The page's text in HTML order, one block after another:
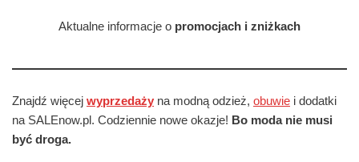
Aktualne informacje o promocjach i zniżkach
Znajdź więcej wyprzedaży na modną odzież, obuwie i dodatki
na SALEnow.pl. Codziennie nowe okazje! Bo moda nie musi
być droga.